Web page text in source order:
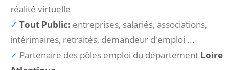
réalité virtuelle
Tout Public: entreprises, salariés, associations,
intérimaires, retraités, demandeur d'emploi ...
Partenaire des pôles emploi du département Loire